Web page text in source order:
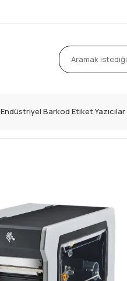
Endüstriyel Barkod Etiket Yazıcılar